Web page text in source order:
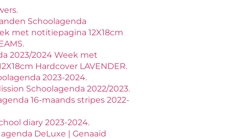
Schoolagenda
met notitiepagina 12X18cm
2023/2024 Week met
Hardcover LAVENDER.
2023-2024.
Schoolagenda 2022/2023.
16-maands stripes 2022-
diary 2023-2024.
DeLuxe | Genaaid